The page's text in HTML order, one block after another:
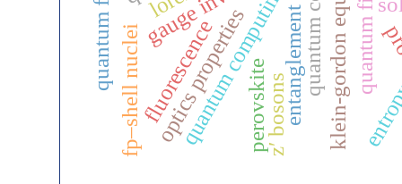
quantum computingentanglement klein-gordon equation
optics propertiesperovskite
fluorescence
fp–shell nuclei z′ bosons